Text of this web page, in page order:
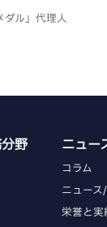
ル」代理人
野 ニュー
コラム
ニュース
栄誉と実